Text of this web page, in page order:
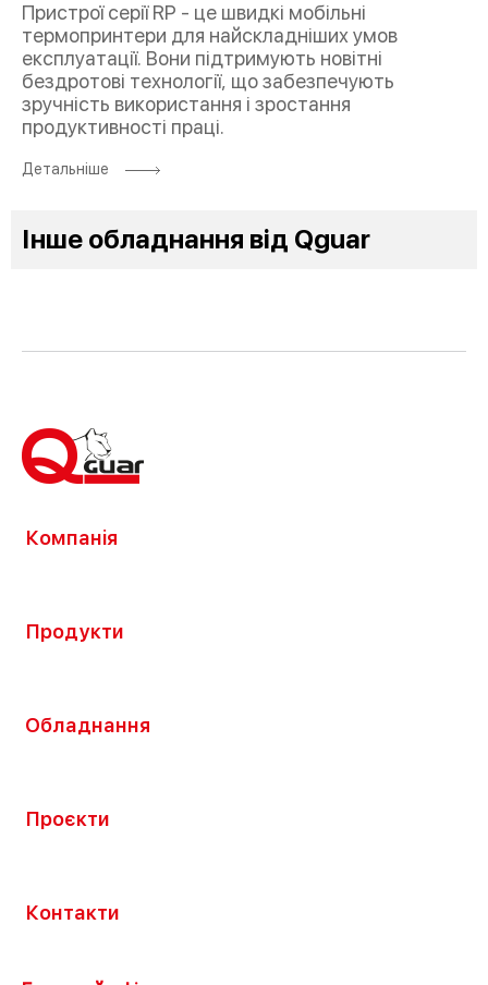
Пристрої серії RP - це швидкі мобільні
термопринтери для найскладніших умов
експлуатації. Вони підтримують новітні
бездротові технології, що забезпечують
зручність використання і зростання
продуктивності праці.
Детальніше
Інше обладнання від Qguar
Компанія
Продукти
Обладнання
Проєкти
Контакти